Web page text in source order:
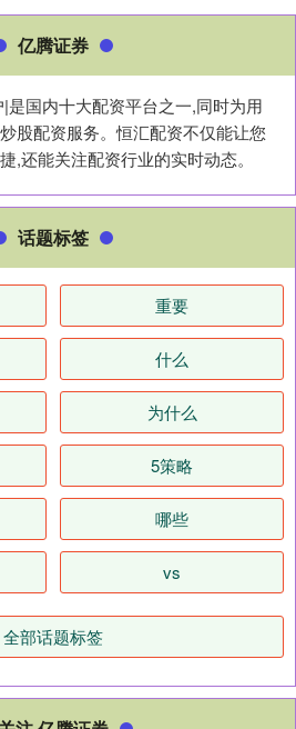
亿腾证券
是国内十大配资平台之一,同时为用
股配资服务。恒汇配资不仅能让您
,还能关注配资行业的实时动态。
话题标签
重要
什么
为什么
5策略
哪些
vs
全部话题标签